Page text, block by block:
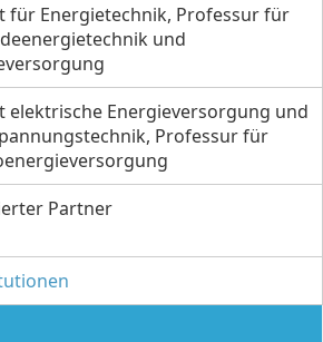
für Energietechnik, Professur für
und
elektrische Energieversorgung und
Professur für
Partner